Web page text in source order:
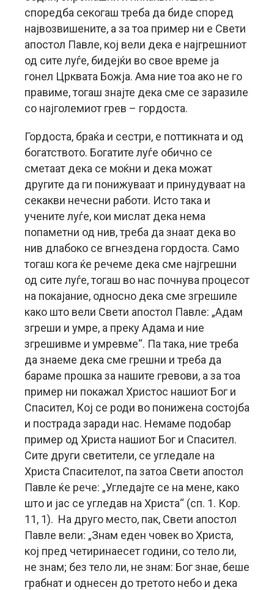
споредба секогаш треба да биде според
највозвишените, а за тоа пример ни е Свети
апостол Павле, кој вели дека е најгрешниот
од сите луѓе, бидејќи во свое време ја
гонел Црквата Божја. Ама ние тоа ако не го
правиме, тогаш знајте дека сме се заразиле
со најголемиот грев – гордоста.
Гордоста, браќа и сестри, е поттикната и од
богатството. Богатите луѓе обично се
сметаат дека се моќни и дека можат
другите да ги понижуваат и принудуваат на
секакви нечесни работи. Исто така и
учените луѓе, кои мислат дека нема
попаметни од нив, треба да знаат дека во
нив длабоко се вгнездена гордоста. Само
тогаш кога ќе речеме дека сме најгрешни
од сите луѓе, тогаш во нас почнува процесот
на покајание, односно дека сме згрешиле
како што вели Свети апостол Павле: „Адам
згреши и умре, а преку Адама и ние
згрешивме и умревме“. Па така, ние треба
да знаеме дека сме грешни и треба да
бараме прошка за нашите гревови, а за тоа
пример ни покажал Христос нашиот Бог и
Спасител, Кој се роди во понижена состојба
и пострада заради нас. Немаме подобар
пример од Христа нашиот Бог и Спасител.
Сите други светители, се угледале на
Христа Спасителот, па затоа Свети апостол
Павле ќе рече: „Угледајте се на мене, како
што и јас се угледав на Христа“ (сп. 1. Кор.
11, 1). На друго место, пак, Свети апостол
Павле вели: „Знам еден човек во Христа,
кој пред четиринаесет години, со тело ли,
не знам; без тело ли, не знам: Бог знае, беше
грабнат и однесен до третото небо и дека